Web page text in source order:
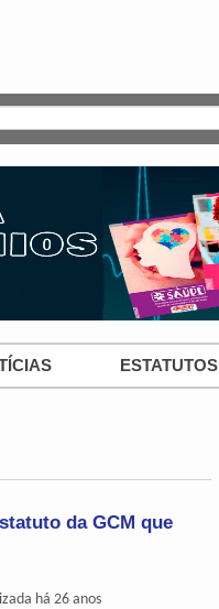
ESTATUTOS
da GCM que
há 26 anos